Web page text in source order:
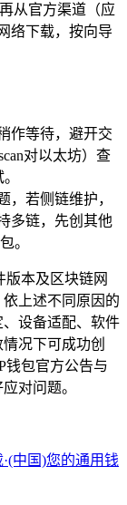
从官方渠道（应
络下载，按向导
作等待，避开交
对以太坊）查
，若侧链维护，
多链，先创其他
。
版本及区块链网
上述不同原因的
设备适配、软件
况下可成功创
钱包官方公告与
对问题。
中国)您的通用钱